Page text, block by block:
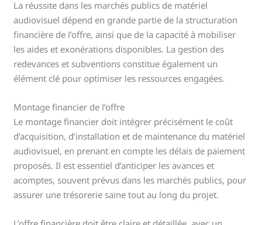
La réussite dans les marchés publics de matériel
audiovisuel dépend en grande partie de la structuration
financière de l’offre, ainsi que de la capacité à mobiliser
les aides et exonérations disponibles. La gestion des
redevances et subventions constitue également un
élément clé pour optimiser les ressources engagées.
Montage financier de l’offre
Le montage financier doit intégrer précisément le coût
d’acquisition, d’installation et de maintenance du matériel
audiovisuel, en prenant en compte les délais de paiement
proposés. Il est essentiel d’anticiper les avances et
acomptes, souvent prévus dans les marchés publics, pour
assurer une trésorerie saine tout au long du projet.